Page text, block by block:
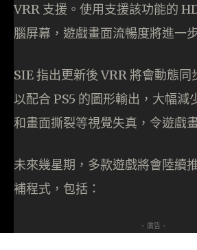
VRR 支援。使用支援該功能的
腦屏幕，遊戲畫面流暢度將進一
SIE 指出更新後 VRR 將會動態同
以配合 PS5 的圖形輸出，大幅減
和畫面撕裂等視覺失真，令遊戲
未來幾星期，多款遊戲將會陸續
補程式，包括：
- 廣告 -